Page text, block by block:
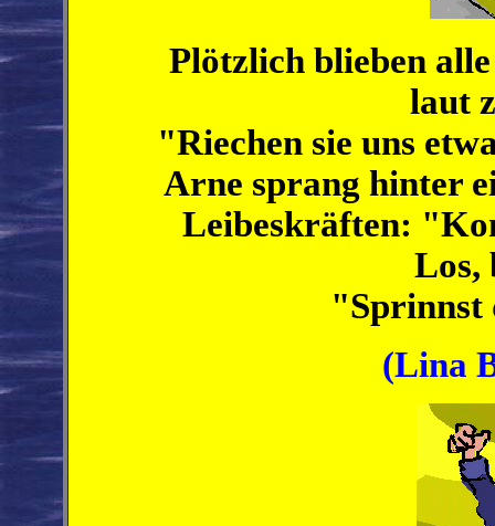
Plötzlich blieben
laut
"Riechen sie uns
Arne sprang hinter
Leibeskräften:
Los,
"Sprinnst
(Lina